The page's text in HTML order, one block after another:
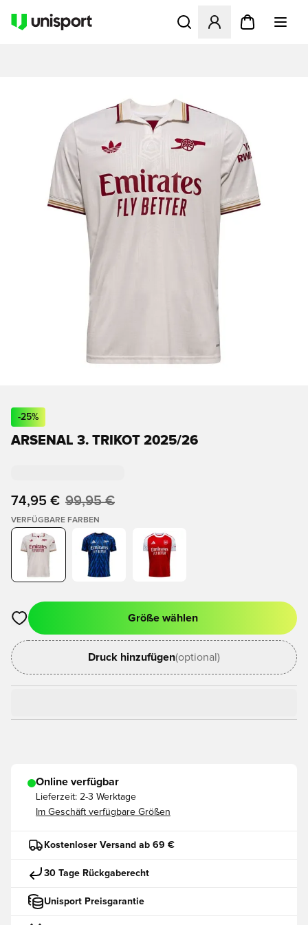
Öffnet ein neues Fenster
-25%
ARSENAL 3. TRIKOT 2025/26
74,95 € 99,95 €
VERFÜGBARE FARBEN
Öffnet ein neues Fenster zum Anmelden oder Registrieren
Größe wählen
Druck hinzufügen(optional)
Online verfügbar
Lieferzeit: 2-3 Werktage
Im Geschäft verfügbare Größen
Kostenloser Versand ab 69 €
30 Tage Rückgaberecht
Unisport Preisgarantie